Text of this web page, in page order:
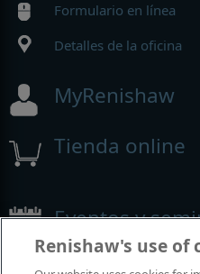
Formulario en línea
Detalles de la oficina
MyRenishaw
Tienda online
Eventos y
Renishaw's use of